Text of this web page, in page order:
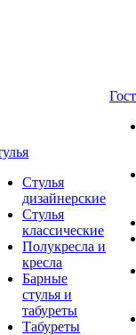
Стулья
дизайнерские
Стулья
классические
Полукресла и
кресла
Барные
стулья и
табуреты
Табуреты